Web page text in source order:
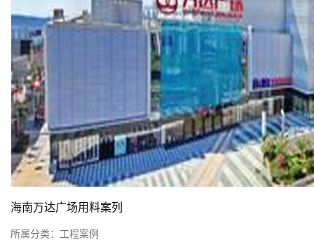
海南万达广场用料案列
所属分类： 工程案例